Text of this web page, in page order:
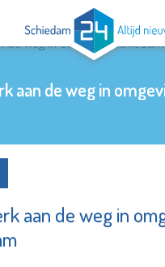
aan de weg in
aan de weg in